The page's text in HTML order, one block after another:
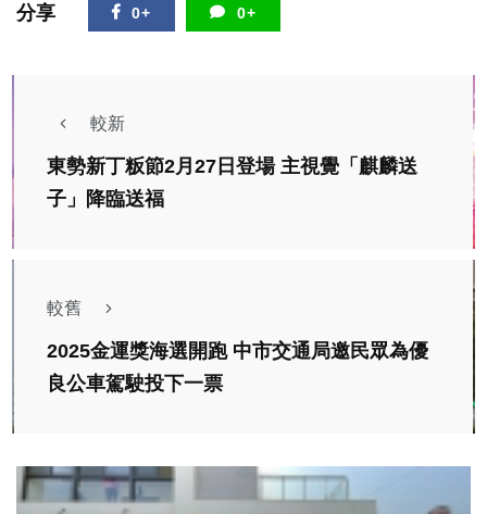
分享 0+ 0+
較新
東勢新丁粄節2月27日登場 主視覺「麒麟送
子」降臨送福
較舊
2025金運獎海選開跑 中市交通局邀民眾為優
良公車駕駛投下一票